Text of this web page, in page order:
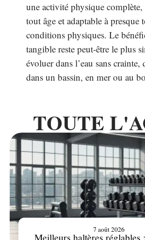
une activité physique complète,
tout âge et adaptable à presque
conditions physiques. Le
tangible reste peut-être le plus
évoluer dans l’eau sans crainte,
dans un bassin, en mer ou au
TOUTE
Meilleurs haltères réglables
7 août 2026